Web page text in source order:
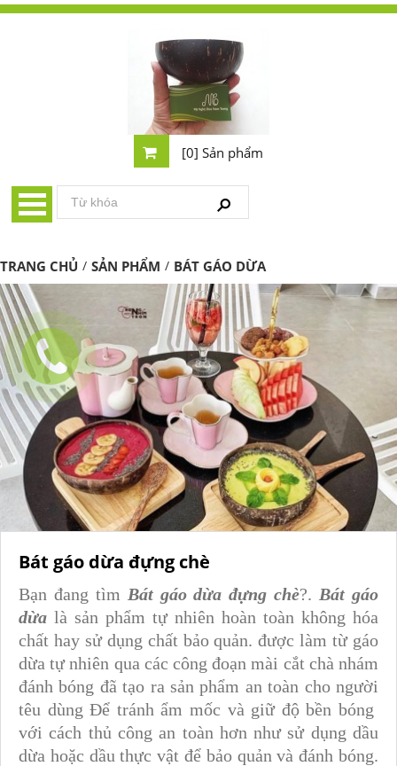
[0] Sản phẩm
TRANG CHỦ / SẢN PHẨM / BÁT GÁO DỪA
Bát gáo dừa đựng chè
Bạn đang tìm Bát gáo dừa đựng chè?. Bát gáo
dừa là sản phẩm tự nhiên hoàn toàn không hóa
chất hay sử dụng chất bảo quản. được làm từ gáo
dừa tự nhiên qua các công đoạn mài cắt chà nhám
đánh bóng đã tạo ra sản phẩm an toàn cho người
têu dùngĐể tránh ẩm mốc và giữ độ bền bóng
với cách thủ công an toàn hơn như sử dụng dầu
dừa hoặc dầu thực vật để bảo quản và đánh bóng.